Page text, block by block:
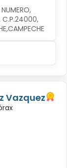
C.P.24000,
Vazquez